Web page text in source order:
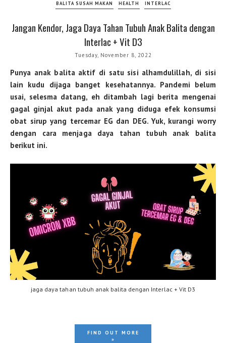
BALITA SUSAH MAKAN HEALTH INTERLAC
Jangan Kendor, Jaga Daya Tahan Tubuh Anak Balita dengan
Interlac + Vit D3
Tuesday, November 8, 2022
Punya anak balita aktif di satu sisi alhamdulillah, di sisi
lain kudu dijaga banget kesehatannya. Pandemi belum
usai, selesma datang, eh ditambah lagi berita mengenai
gagal ginjal akut pada anak yang diduga efek konsumsi
obat sirup yang tercemar EG dan DEG. Yuk, kurangi worry
dengan cara menjaga daya tahan tubuh anak balita
berikut ini.
jaga daya tahan tubuh anak balita dengan Interlac + Vit D3
FIND OUT MORE
»